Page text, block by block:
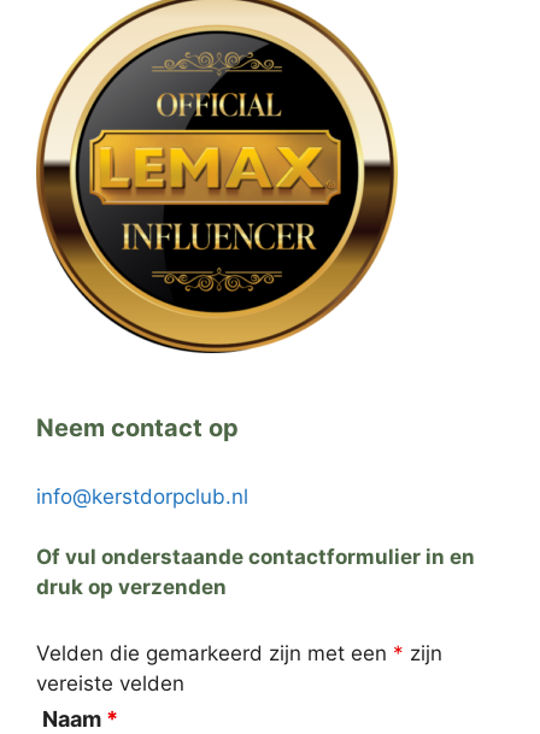
Neem contact op
info@kerstdorpclub.nl
Of vul onderstaande contactformulier in en
druk op verzenden
Velden die gemarkeerd zijn met een * zijn
vereiste velden
Naam *